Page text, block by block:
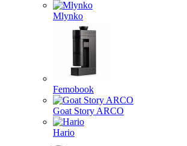
Mlynko
Femobook
Goat Story ARCO
Hario